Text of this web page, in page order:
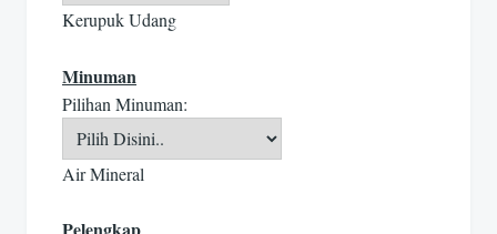
Kerupuk Udang
Minuman
Pilihan Minuman:
Air Mineral